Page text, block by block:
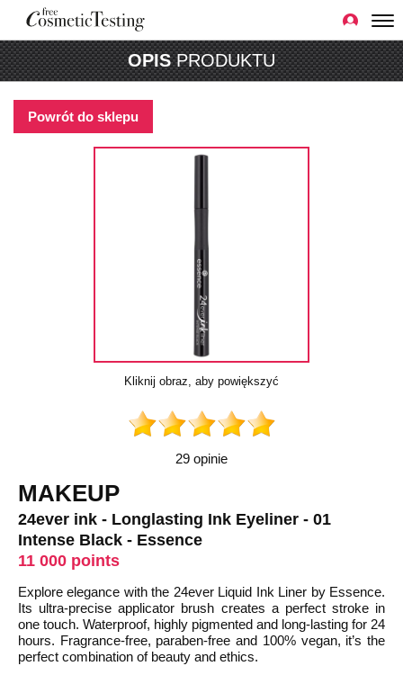
OPISPRODUKTU
Powrót do sklepu
Kliknij obraz, aby powiększyć
29 opinie
MAKEUP
24ever ink - Longlasting Ink Eyeliner - 01
Intense Black - Essence
11 000 points
Explore elegance with the 24ever Liquid Ink Liner by Essence.
Its ultra-precise applicator brush creates a perfect stroke in
one touch. Waterproof, highly pigmented and long-lasting for 24
hours. Fragrance-free, paraben-free and 100% vegan, it’s the
perfect combination of beauty and ethics.